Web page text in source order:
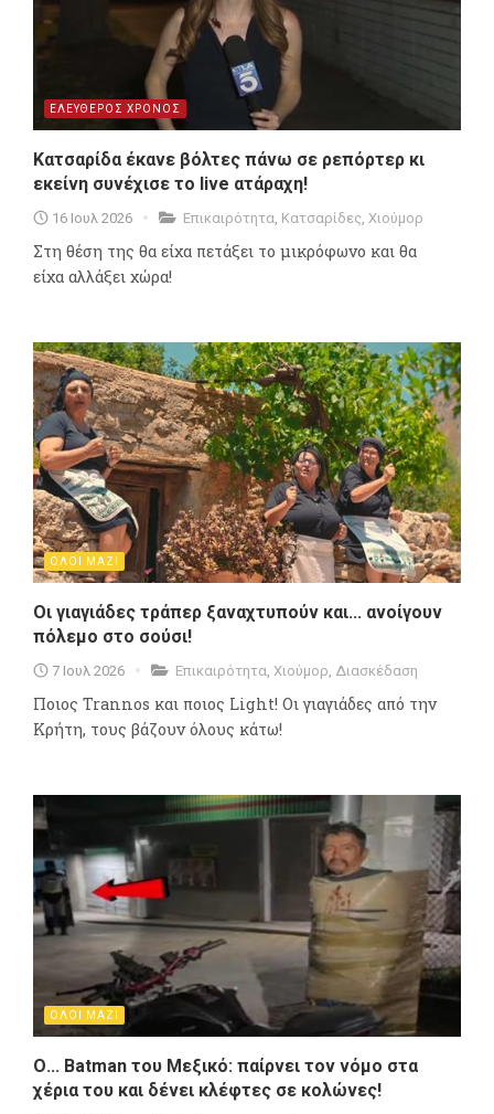
ΕΛΕΥΘΕΡΟΣ ΧΡΟΝΟΣ
Κατσαρίδα έκανε βόλτες πάνω σε ρεπόρτερ κι
εκείνη συνέχισε το live ατάραχη!
16 Ιουλ 2026 Επικαιρότητα, Κατσαρίδες, Χιούμορ
Στη θέση της θα είχα πετάξει το μικρόφωνο και θα
είχα αλλάξει χώρα!
ΟΛΟΙ ΜΑΖΙ
Οι γιαγιάδες τράπερ ξαναχτυπούν και... ανοίγουν
πόλεμο στο σούσι!
7 Ιουλ 2026 Επικαιρότητα, Χιούμορ, Διασκέδαση
Ποιος Trannos και ποιος Light! Oι γιαγιάδες από την
Κρήτη, τους βάζουν όλους κάτω!
ΟΛΟΙ ΜΑΖΙ
Ο... Batman του Μεξικό: παίρνει τον νόμο στα
χέρια του και δένει κλέφτες σε κολώνες!